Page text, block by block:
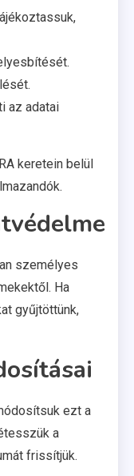
az adatai
keretein belül
személyes
Ha
gyűjtöttünk,
ezt a
a
frissítjük.